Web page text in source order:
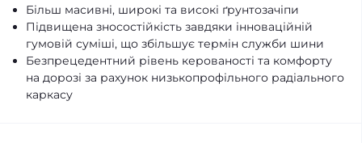
Більш масивні, широкі та високі ґрунтозачіпи
Підвищена зносостійкість завдяки інноваційній
гумовій суміші, що збільшує термін служби шини
Безпрецедентний рівень керованості та комфорту
на дорозі за рахунок низькопрофільного радіального
каркасу